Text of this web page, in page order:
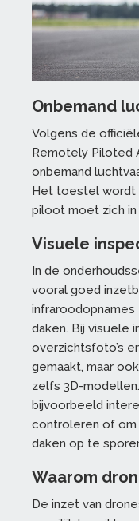
Onbemand
Volgens de
Remotely Piloted
onbemand
Het toestel wordt
piloot moet zich in
Visuele
In de
vooral goed
infraroodopnames
daken. Bij visuele
overzichtsfoto’s
gemaakt, maar
zelfs 3D-
bijvoorbeeld
controleren of om
daken op te
Waarom
De inzet van